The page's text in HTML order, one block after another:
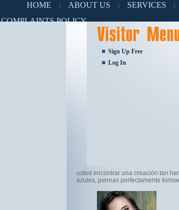
HOME ABOUT US SERVICES
COMPLAINTS POLICY
Sign Up Free
Log In
usted encontrar una creación tan
azules, piernas perfectamente